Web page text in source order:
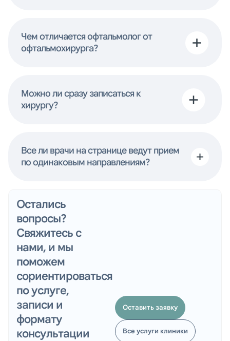
Чем отличается офтальмолог от
офтальмохирурга?
Можно ли сразу записаться к
хирургу?
Все ли врачи на странице ведут прием
по одинаковым направлениям?
Остались
вопросы?
Свяжитесь с
нами, и мы
поможем
сориентироваться
по услуге,
записи и
формату
консультации
Оставить заявку
Все услуги клиники